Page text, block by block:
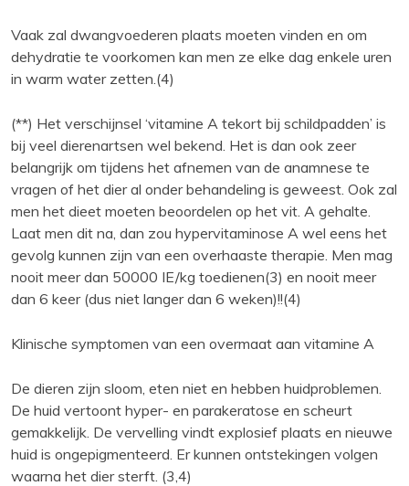
Vaak zal dwangvoederen plaats moeten vinden en om
dehydratie te voorkomen kan men ze elke dag enkele uren
in warm water zetten.(4)
(**) Het verschijnsel ‘vitamine A tekort bij schildpadden’ is
bij veel dierenartsen wel bekend. Het is dan ook zeer
belangrijk om tijdens het afnemen van de anamnese te
vragen of het dier al onder behandeling is geweest. Ook zal
men het dieet moeten beoordelen op het vit. A gehalte.
Laat men dit na, dan zou hypervitaminose A wel eens het
gevolg kunnen zijn van een overhaaste therapie. Men mag
nooit meer dan 50000 IE/kg toedienen(3) en nooit meer
dan 6 keer (dus niet langer dan 6 weken)!!(4)
Klinische symptomen van een overmaat aan vitamine A
De dieren zijn sloom, eten niet en hebben huidproblemen.
De huid vertoont hyper- en parakeratose en scheurt
gemakkelijk. De vervelling vindt explosief plaats en nieuwe
huid is ongepigmenteerd. Er kunnen ontstekingen volgen
waarna het dier sterft. (3,4)